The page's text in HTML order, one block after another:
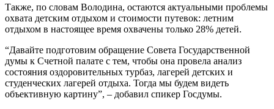
Также, по словам Володина, остаются актуальными проблемы
охвата детским отдыхом и стоимости путевок: летним
отдыхом в настоящее время охвачены только 28% детей.
“Давайте подготовим обращение Совета Государственной
думы к Счетной палате с тем, чтобы она провела анализ
состояния оздоровительных турбаз, лагерей детских и
студенческих лагерей отдыха. Тогда мы будем видеть
объективную картину”, – добавил спикер Госдумы.